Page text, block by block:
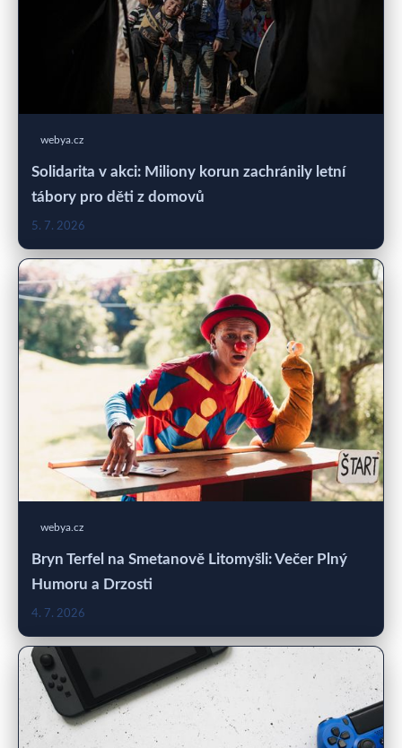
webya.cz
Solidarita v akci: Miliony korun zachránily letní
tábory pro děti z domovů
5. 7. 2026
webya.cz
Bryn Terfel na Smetanově Litomyšli: Večer Plný
Humoru a Drzosti
4. 7. 2026